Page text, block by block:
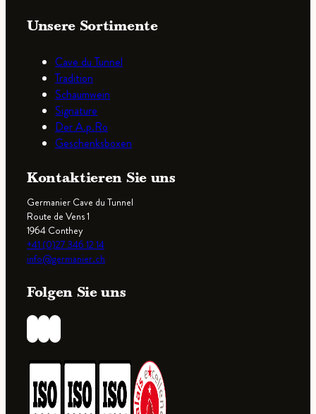
Unsere Sortimente
Cave du Tunnel
Tradition
Schaumwein
Signature
Der A.p.Ro
Geschenksboxen
Kontaktieren Sie uns
Germanier Cave du Tunnel
Route de Vens 1
1964 Conthey
+41 (0)27 346 12 14
info@germanier.ch
Folgen Sie uns